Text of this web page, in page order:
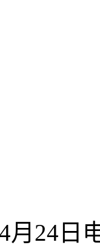
月24日